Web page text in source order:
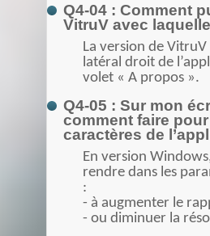
Q4-04 : Comment
VitruV avec
La version de
latéral droit de
volet « A propos ».
Q4-05 : Sur mon
comment faire
caractères de
En version
rendre dans les
:
- à augmenter le
- ou diminuer la